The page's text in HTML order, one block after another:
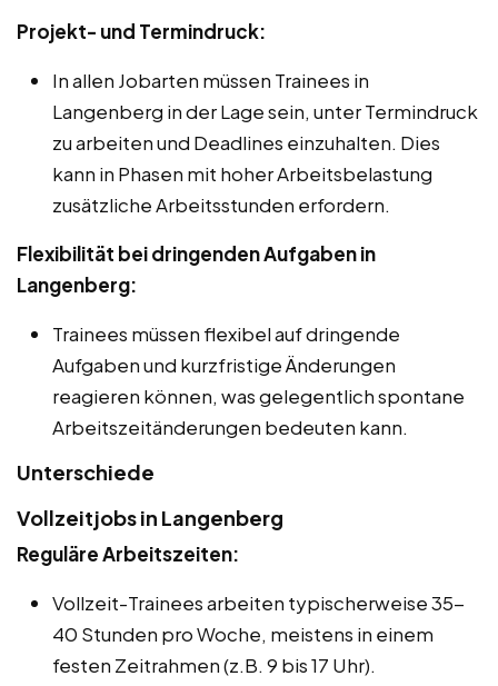
Projekt- und Termindruck:
In allen Jobarten müssen Trainees in
Langenberg in der Lage sein, unter Termindruck
zu arbeiten und Deadlines einzuhalten. Dies
kann in Phasen mit hoher Arbeitsbelastung
zusätzliche Arbeitsstunden erfordern.
Flexibilität bei dringenden Aufgaben in
Langenberg:
Trainees müssen flexibel auf dringende
Aufgaben und kurzfristige Änderungen
reagieren können, was gelegentlich spontane
Arbeitszeitänderungen bedeuten kann.
Unterschiede
Vollzeitjobs in Langenberg
Reguläre Arbeitszeiten:
Vollzeit-Trainees arbeiten typischerweise 35-
40 Stunden pro Woche, meistens in einem
festen Zeitrahmen (z.B. 9 bis 17 Uhr).